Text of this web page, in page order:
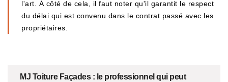
l'art. À côté de cela, il faut noter qu'il garantit le respect
du délai qui est convenu dans le contrat passé avec les
propriétaires.
MJ Toiture Façades : le professionnel qui peut